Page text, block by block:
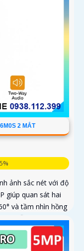
2 MẮT
ảnh sắc nét với độ
giúp quan sát hai
và tầm nhìn hồng
lẫn đêm